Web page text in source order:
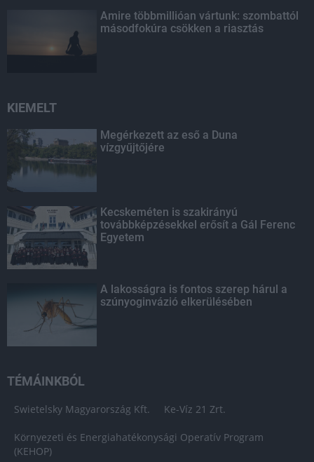
Amire többmillióan vártunk: szombattól
másodfokúra csökken a riasztás
KIEMELT
Megérkezett az eső a Duna
vízgyűjtőjére
Kecskeméten is szakirányú
továbbképzésekkel erősít a Gál Ferenc
Egyetem
A lakosságra is fontos szerep hárul a
szúnyoginvázió elkerülésében
TÉMÁINKBÓL
Swietelsky Magyarország Kft. Ke-Víz 21 Zrt.
Környezeti és Energiahatékonysági Operatív Program
(KEHOP)